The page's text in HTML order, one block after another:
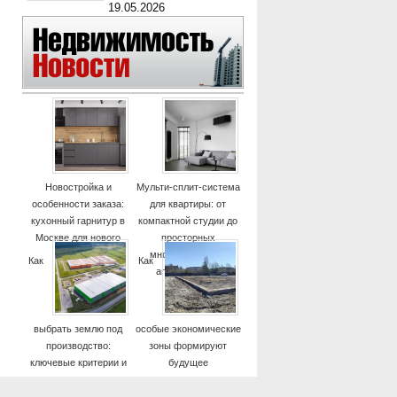
19.05.2026
Новостройка и
особенности заказа:
кухонный гарнитур в
Москве для нового
дома
Мульти-сплит-система
для квартиры: от
компактной студии до
просторных
многокомнатных
апартаментов
Как
выбрать землю под
производство:
ключевые критерии и
Как
особые экономические
зоны формируют
будущее